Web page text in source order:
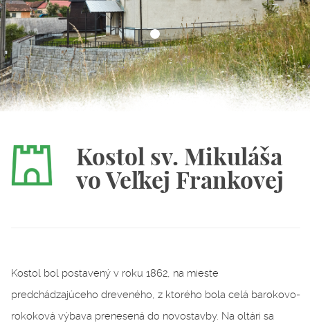
Kostol sv. Mikuláša
vo Veľkej Frankovej
Kostol bol postavený v roku 1862, na mieste
predchádzajúceho dreveného, z ktorého bola celá barokovo-
rokoková výbava prenesená do novostavby. Na oltári sa